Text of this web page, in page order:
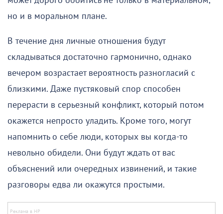
но и в моральном плане.
В течение дня личные отношения будут
складываться достаточно гармонично, однако
вечером возрастает вероятность разногласий с
близкими. Даже пустяковый спор способен
перерасти в серьезный конфликт, который потом
окажется непросто уладить. Кроме того, могут
напомнить о себе люди, которых вы когда-то
невольно обидели. Они будут ждать от вас
объяснений или очередных извинений, и такие
разговоры едва ли окажутся простыми.